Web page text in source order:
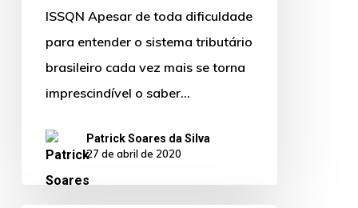
ISSQN Apesar de toda dificuldade
para entender o sistema tributário
brasileiro cada vez mais se torna
imprescindível o saber…
Patrick Soares da Silva
27 de abril de 2020